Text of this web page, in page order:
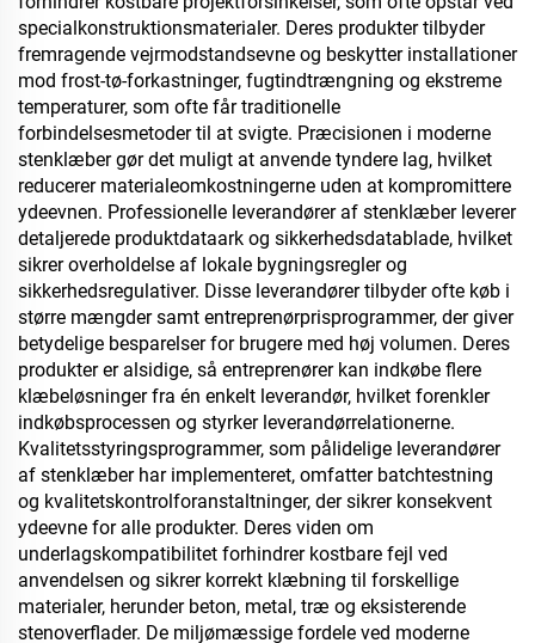
specialkonstruktionsmaterialer. Deres produkter tilbyder
fremragende vejrmodstandsevne og beskytter installationer
mod frost-tø-forkastninger, fugtindtrængning og ekstreme
temperaturer, som ofte får traditionelle
forbindelsesmetoder til at svigte. Præcisionen i moderne
stenklæber gør det muligt at anvende tyndere lag, hvilket
reducerer materialeomkostningerne uden at kompromittere
ydeevnen. Professionelle leverandører af stenklæber leverer
detaljerede produktdataark og sikkerhedsdatablade, hvilket
sikrer overholdelse af lokale bygningsregler og
sikkerhedsregulativer. Disse leverandører tilbyder ofte køb i
større mængder samt entreprenørprisprogrammer, der giver
betydelige besparelser for brugere med høj volumen. Deres
produkter er alsidige, så entreprenører kan indkøbe flere
klæbeløsninger fra én enkelt leverandør, hvilket forenkler
indkøbsprocessen og styrker leverandørrelationerne.
Kvalitetsstyringsprogrammer, som pålidelige leverandører
af stenklæber har implementeret, omfatter batchtestning
og kvalitetskontrolforanstaltninger, der sikrer konsekvent
ydeevne for alle produkter. Deres viden om
underlagskompatibilitet forhindrer kostbare fejl ved
anvendelsen og sikrer korrekt klæbning til forskellige
materialer, herunder beton, metal, træ og eksisterende
stenoverflader. De miljømæssige fordele ved moderne